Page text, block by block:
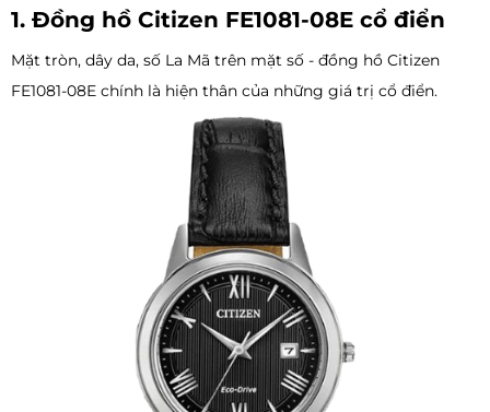
1. Đồng hồ Citizen FE1081-08E cổ điển
Mặt tròn, dây da, số La Mã trên mặt số - đồng hồ Citizen
FE1081-08E chính là hiện thân của những giá trị cổ điển.